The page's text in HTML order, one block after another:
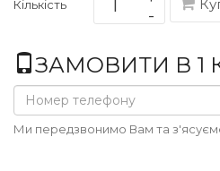
Кількість
ЗАМОВИТИ В 1
Ми передзвонимо Вам та